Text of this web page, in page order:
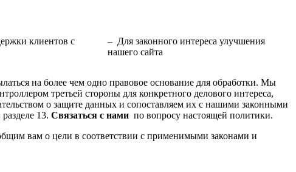
клиентов с
– Для законного интереса улучшения
нашего сайта
на более чем одно правовое основание для обработки. Мы
третьей стороны для конкретного делового интереса,
о защите данных и сопоставляем их с нашими законными
13. Связаться с нами по вопросу настоящей политики.
вам о цели в соответствии с применимыми законами и